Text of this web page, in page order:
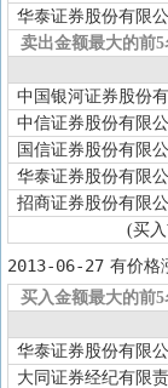
华泰证券股份有限
卖出金额最大的前5
中国银河证券股份
中信证券股份有限
国信证券股份有限
华泰证券股份有限
招商证券股份有限
(买
2013-06-27 有价格
买入金额最大的前5
华泰证券股份有限
大同证券经纪有限